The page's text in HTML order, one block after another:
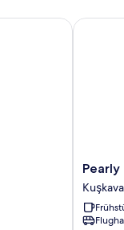
Pearly
Hotel
Pearly